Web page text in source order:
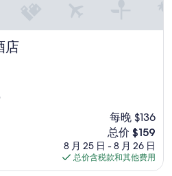
店
每晚 $136
新
价
格
$159
总价 $159
8 月 25 日 - 8 月 26 日
总价含税款和其他费用